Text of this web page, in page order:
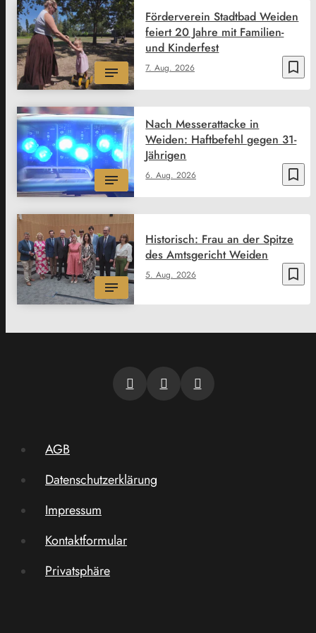
bookmark_border
7. Aug. 2026
Förderverein Stadtbad Weiden
feiert 20 Jahre mit Familien-
und Kinderfest
bookmark_border
6. Aug. 2026
Nach Messerattacke in
Weiden: Haftbefehl gegen 31-
Jährigen
bookmark_border
5. Aug. 2026
Historisch: Frau an der Spitze
des Amtsgericht Weiden
AGB
Datenschutzerklärung
Impressum
Kontaktformular
Privatsphäre